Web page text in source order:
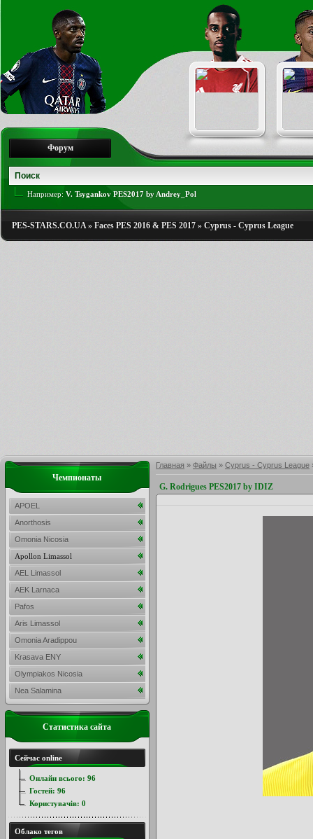
Форум
Например: V. Tsygankov PES2017 by Andrey_Pol
PES-STARS.CO.UA» Faces PES 2016 & PES 2017 » Cyprus - Cyprus League
Главная » Файлы » Cyprus - Cyprus League
G. Rodrigues PES2017 by IDIZ
Чемпионаты
APOEL
Anorthosis
Omonia Nicosia
Apollon Limassol
AEL Limassol
AEK Larnaca
Pafos
Aris Limassol
Omonia Aradippou
Krasava ENY
Olympiakos Nicosia
Nea Salamina
Статистика сайта
Сейчас online
Онлайн всього: 96
Гостей: 96
Користувачів: 0
Облако тегов